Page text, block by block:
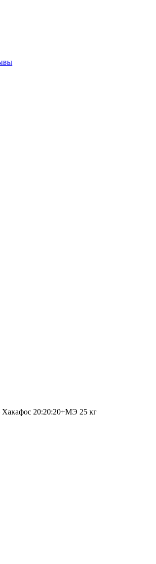
Хакафос 20:20:20+МЭ 25 кг